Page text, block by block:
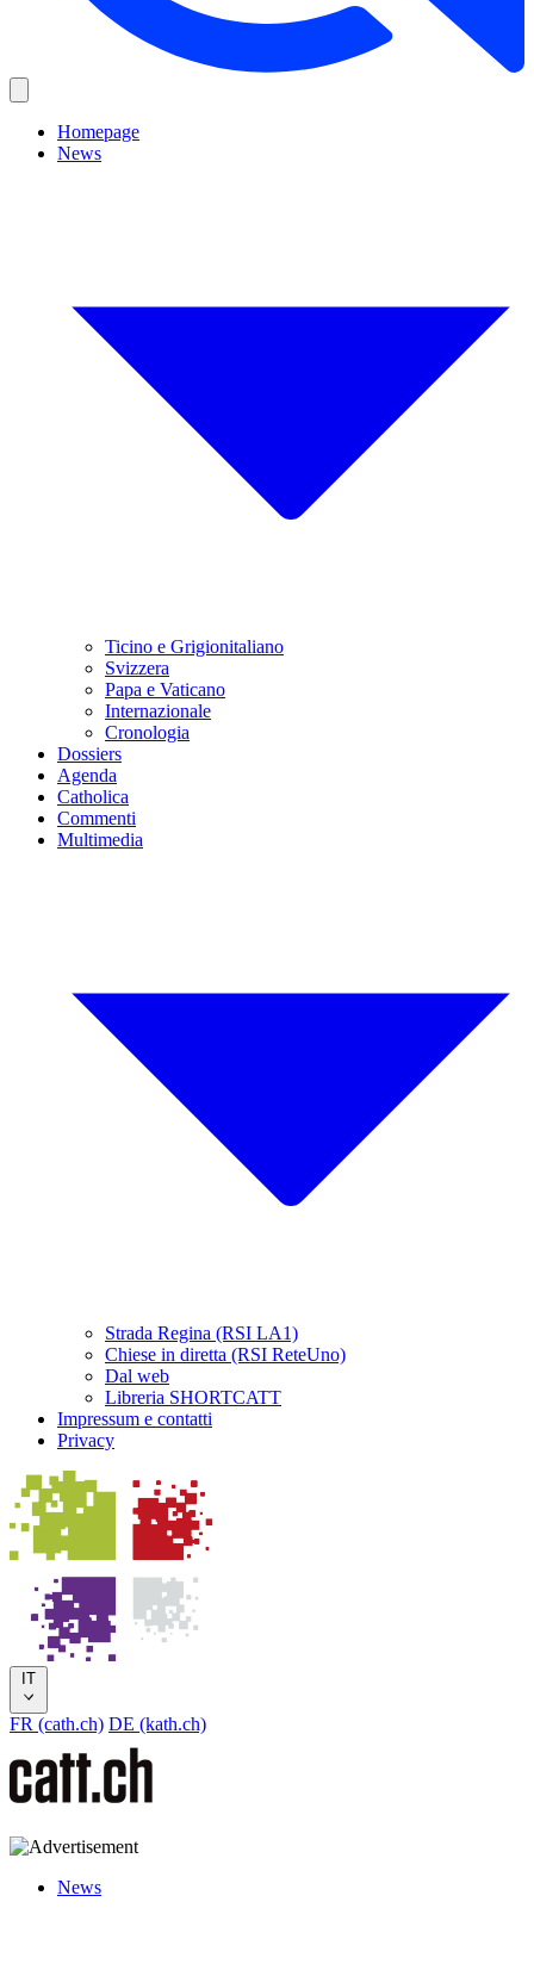
Homepage
News
Ticino e Grigionitaliano
Svizzera
Papa e Vaticano
Internazionale
Cronologia
Dossiers
Agenda
Catholica
Commenti
Multimedia
Strada Regina (RSI LA1)
Chiese in diretta (RSI ReteUno)
Dal web
Libreria SHORTCATT
Impressum e contatti
Privacy
IT
FR (cath.ch) DE (kath.ch)
News